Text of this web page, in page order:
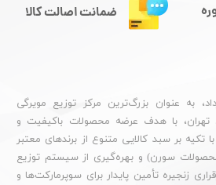
به عنوان بزرگ‌ترین مرکز توزیع مویرگی
تهران، با هدف عرضه محصولات باکیفیت و
بر سبد کالایی متنوع از برندهای معتبر
سورن) و بهره‌گیری از سیستم توزیع
زنجیره تأمین پایدار برای سوپرمارکت‌ها و
ضمانت اصالت کالا